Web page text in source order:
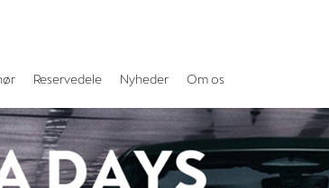
Reservedele Nyheder Om os